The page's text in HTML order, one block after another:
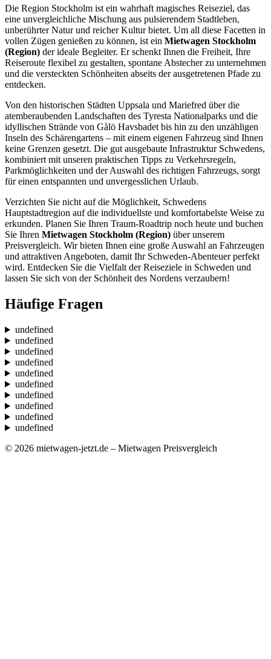
Die Region Stockholm ist ein wahrhaft magisches Reiseziel, das
eine unvergleichliche Mischung aus pulsierendem Stadtleben,
unberührter Natur und reicher Kultur bietet. Um all diese Facetten in
vollen Zügen genießen zu können, ist ein Mietwagen Stockholm
(Region) der ideale Begleiter. Er schenkt Ihnen die Freiheit, Ihre
Reiseroute flexibel zu gestalten, spontane Abstecher zu unternehmen
und die versteckten Schönheiten abseits der ausgetretenen Pfade zu
entdecken.
Von den historischen Städten Uppsala und Mariefred über die
atemberaubenden Landschaften des Tyresta Nationalparks und die
idyllischen Strände von Gålö Havsbadet bis hin zu den unzähligen
Inseln des Schärengartens – mit einem eigenen Fahrzeug sind Ihnen
keine Grenzen gesetzt. Die gut ausgebaute Infrastruktur Schwedens,
kombiniert mit unseren praktischen Tipps zu Verkehrsregeln,
Parkmöglichkeiten und der Auswahl des richtigen Fahrzeugs, sorgt
für einen entspannten und unvergesslichen Urlaub.
Verzichten Sie nicht auf die Möglichkeit, Schwedens
Hauptstadtregion auf die individuellste und komfortabelste Weise zu
erkunden. Planen Sie Ihren Traum-Roadtrip noch heute und buchen
Sie Ihren Mietwagen Stockholm (Region) über unserem
Preisvergleich. Wir bieten Ihnen eine große Auswahl an Fahrzeugen
und attraktiven Angeboten, damit Ihr Schweden-Abenteuer perfekt
wird. Entdecken Sie die Vielfalt der Reiseziele in Schweden und
lassen Sie sich von der Schönheit des Nordens verzaubern!
Häufige Fragen
undefined
undefined
undefined
undefined
undefined
undefined
undefined
undefined
undefined
undefined
© 2026 mietwagen-jetzt.de – Mietwagen Preisvergleich